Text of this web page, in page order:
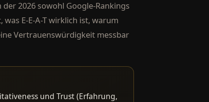
2026 sowohl Google-Rankings
E-E-A-T wirklich ist, warum
Vertrauenswürdigkeit messbar
und Trust (Erfahrung,